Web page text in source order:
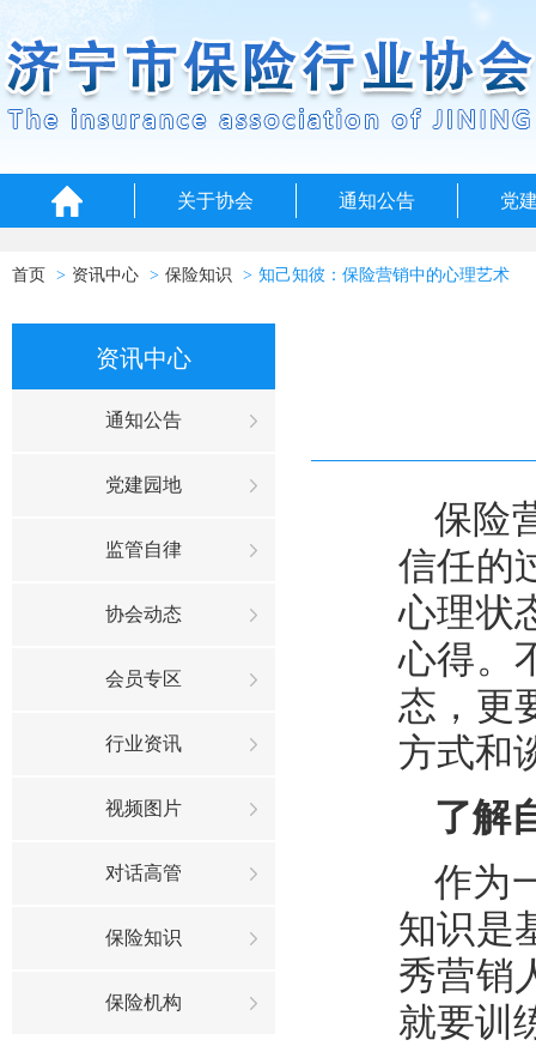
关于协会 通知公告 党
首页 资讯中心 保险知识 知己知彼：保险营销中的心理艺术
资讯中心
通知公告
党建园地
监管自律
协会动态
会员专区
行业资讯
视频图片
对话高管
保险知识
保险机构
保险
信任的
心理状
心得。
态，更
方式和
了解
作为
知识是
秀营销
就要训